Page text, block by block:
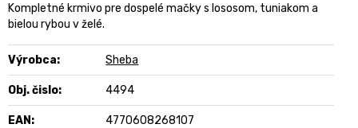
Kompletné krmivo pre dospelé mačky s lososom, tuniakom a
bielou rybou v želé.
Výrobca: Sheba
Obj. čislo: 4494
EAN: 4770608268107